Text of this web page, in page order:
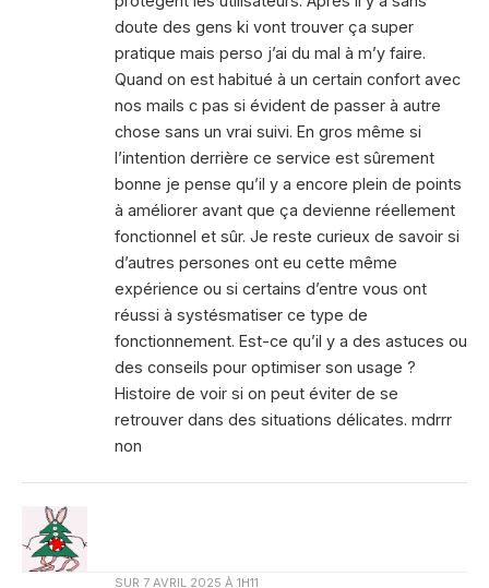
doute des gens ki vont trouver ça super
pratique mais perso j’ai du mal à m’y faire.
Quand on est habitué à un certain confort avec
nos mails c pas si évident de passer à autre
chose sans un vrai suivi. En gros même si
l’intention derrière ce service est sûrement
bonne je pense qu’il y a encore plein de points
à améliorer avant que ça devienne réellement
fonctionnel et sûr. Je reste curieux de savoir si
d’autres persones ont eu cette même
expérience ou si certains d’entre vous ont
réussi à systésmatiser ce type de
fonctionnement. Est-ce qu’il y a des astuces ou
des conseils pour optimiser son usage ?
Histoire de voir si on peut éviter de se
retrouver dans des situations délicates. mdrrr
non
SUR 7 AVRIL 2025 À 1H11